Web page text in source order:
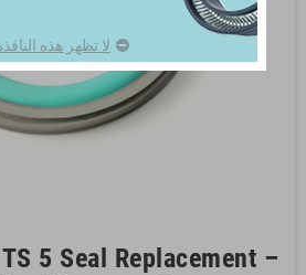
5 Seal Replacement –
لا تظهر هذه